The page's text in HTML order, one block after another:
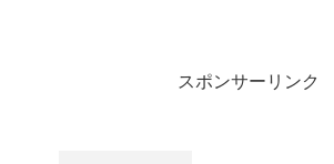
スポンサーリンク